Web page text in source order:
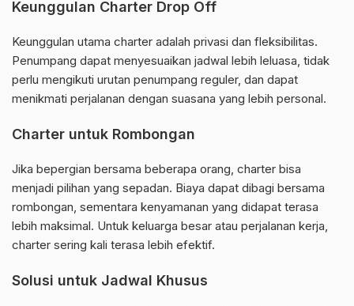
Keunggulan Charter Drop Off
Keunggulan utama charter adalah privasi dan fleksibilitas.
Penumpang dapat menyesuaikan jadwal lebih leluasa, tidak
perlu mengikuti urutan penumpang reguler, dan dapat
menikmati perjalanan dengan suasana yang lebih personal.
Charter untuk Rombongan
Jika bepergian bersama beberapa orang, charter bisa
menjadi pilihan yang sepadan. Biaya dapat dibagi bersama
rombongan, sementara kenyamanan yang didapat terasa
lebih maksimal. Untuk keluarga besar atau perjalanan kerja,
charter sering kali terasa lebih efektif.
Solusi untuk Jadwal Khusus